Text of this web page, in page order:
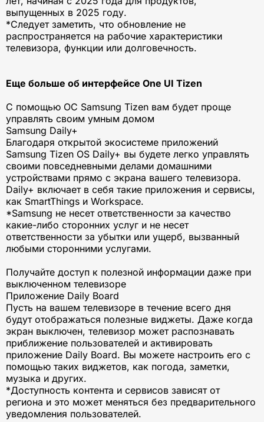
выпущенных в 2025 году.
*Следует заметить, что обновление не
распространяется на рабочие характеристики
телевизора, функции или долговечность.
Еще больше об интерфейсе One UI Tizen
С помощью ОС Samsung Tizen вам будет проще
управлять своим умным домом
Samsung Daily+
Благодаря открытой экосистеме приложений
Samsung Tizen OS Daily+ вы будете легко управлять
своими повседневными делами домашними
устройствами прямо с экрана вашего телевизора.
Daily+ включает в себя такие приложения и сервисы,
как SmartThings и Workspace.
*Samsung не несет ответственности за качество
какие-либо сторонних услуг и не несет
ответственности за убытки или ущерб, вызванный
любыми сторонними услугами.
Получайте доступ к полезной информации даже при
выключенном телевизоре
Приложение Daily Board
Пусть на вашем телевизоре в течение всего дня
будут отображаться полезные виджеты. Даже когда
экран выключен, телевизор может распознавать
приближение пользователей и активировать
приложение Daily Board. Вы можете настроить его с
помощью таких виджетов, как погода, заметки,
музыка и других.
*Доступность контента и сервисов зависят от
региона и это может меняться без предварительного
уведомления пользователей.